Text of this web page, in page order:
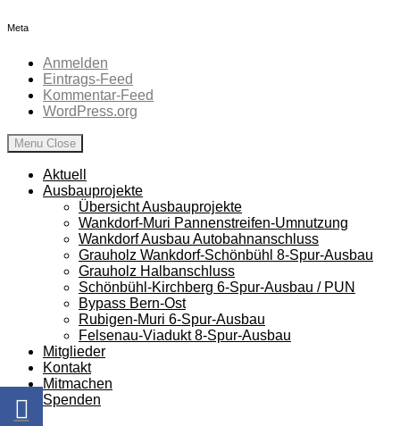
Meta
Anmelden
Eintrags-Feed
Kommentar-Feed
WordPress.org
Menu Close
Aktuell
Ausbauprojekte
Übersicht Ausbauprojekte
Wankdorf-Muri Pannenstreifen-Umnutzung
Wankdorf Ausbau Autobahnanschluss
Grauholz Wankdorf-Schönbühl 8-Spur-Ausbau
Grauholz Halbanschluss
Schönbühl-Kirchberg 6-Spur-Ausbau / PUN
Bypass Bern-Ost
Rubigen-Muri 6-Spur-Ausbau
Felsenau-Viadukt 8-Spur-Ausbau
Mitglieder
Kontakt
Mitmachen
Spenden